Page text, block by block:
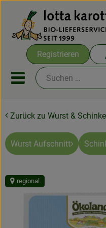
Registrieren
Mobiles
Ökokisten
Bio-Kochboxen
Zurück zu Wurst &
Wurst Aufschnitt
regional